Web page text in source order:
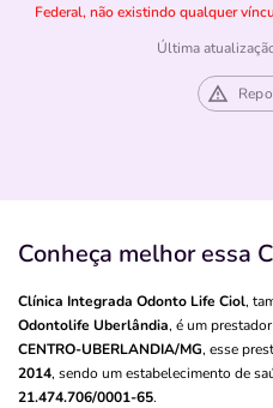
Federal, não existindo qualquer
Última
Conheça melhor essa
Clínica Integrada Odonto Life Ciol,
Odontolife Uberlândia, é um
CENTRO-UBERLANDIA/MG, esse
2014, sendo um estabelecimento de
21.474.706/0001-65.